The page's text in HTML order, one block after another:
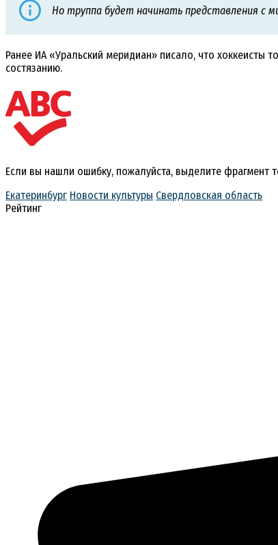
Но труппа будет начинать представления с
Ранее ИА «Уральский меридиан» писало, что хоккеисты
состязанию.
Если вы нашли ошибку, пожалуйста, выделите фрагмент
Екатеринбург Новости культуры Свердловская область
Рейтинг